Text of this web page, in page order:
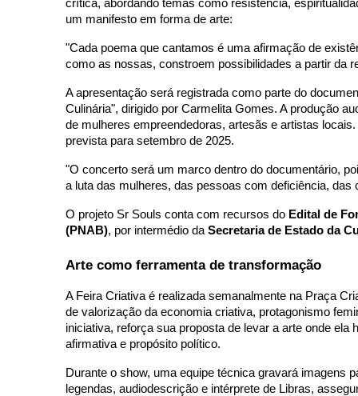
crítica, abordando temas como resistência,
um manifesto em forma de arte:
"Cada poema que cantamos é uma afirmação de
como as nossas, constroem possibilidades a partir da
A apresentação será registrada como parte do
Culinária", dirigido por Carmelita Gomes. A produção
de mulheres empreendedoras, artesãs e artistas
prevista para setembro de 2025.
"O concerto será um marco dentro do documentário,
a luta das mulheres, das pessoas com deficiência,
O projeto Sr Souls conta com recursos do Edital de
(PNAB), por intermédio da Secretaria de Estado da
Arte como ferramenta de transformação
A Feira Criativa é realizada semanalmente na Praça
de valorização da economia criativa, protagonismo
iniciativa, reforça sua proposta de levar a arte onde
afirmativa e propósito político.
Durante o show, uma equipe técnica gravará imagens
legendas, audiodescrição e intérprete de Libras,